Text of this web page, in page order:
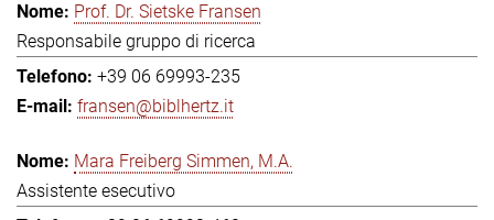
Prof. Dr. Sietske Fransen
Responsabile gruppo di ricerca
+39 06 69993-235
fransen@biblhertz.it
Mara Freiberg Simmen, M.A.
Assistente esecutivo